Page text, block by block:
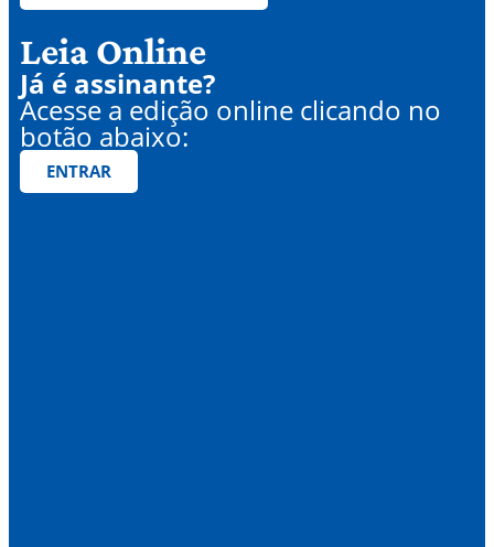
Leia Online
Já é assinante?
Acesse a edição online clicando no
botão abaixo:
ENTRAR